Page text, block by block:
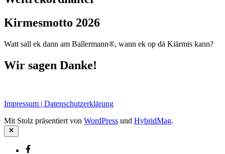
Kirmesmotto 2026
Watt sall ek dann am Ballermann®, wann ek op dä Kiärmis kann?
Wir sagen Danke!
Impressum | Datenschutzerklärung
Mit Stolz präsentiert von WordPress und HybridMag.
Schließen
Facebook